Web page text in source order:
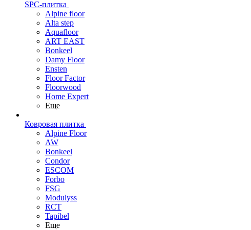
SPC-плитка
Alpine floor
Alta step
Aquafloor
ART EAST
Bonkeel
Damy Floor
Ensten
Floor Factor
Floorwood
Home Expert
Еще
Ковровая плитка
Alpine Floor
AW
Bonkeel
Condor
ESCOM
Forbo
FSG
Modulyss
RCT
Tapibel
Еще